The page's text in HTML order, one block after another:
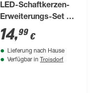
LED-Schaftkerzen-
Erweiterungs-Set 5
LEDs warmweiß Ø
1,7 x 10,5 cm 5
Stück
14,99 €
Lieferung nach Hause
Verfügbar in Troisdorf